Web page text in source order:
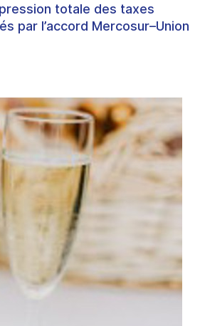
totale des taxes
par l’accord Mercosur–Union